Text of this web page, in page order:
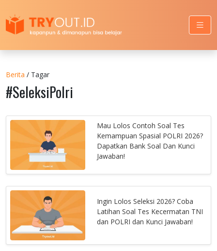
Berita / Tagar
#SeleksiPolri
Mau Lolos Contoh Soal Tes
Kemampuan Spasial POLRI 2026?
Dapatkan Bank Soal Dan Kunci
Jawaban!
Ingin Lolos Seleksi 2026? Coba
Latihan Soal Tes Kecermatan TNI
dan POLRI dan Kunci Jawaban!